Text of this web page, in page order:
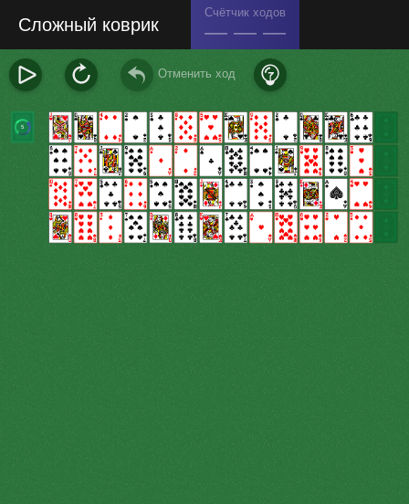
Сложный коврик
Счётчик ходов
— — —
Отменить ход
5